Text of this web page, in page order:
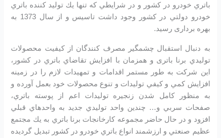
باتري خودرو در كشور و در شرايطي كه تنها يك توليد كننده باتري
خودرو دولتي در كشور وجود داشت تاسیس و از سال 1373 به
بهره برداری رسید.
به دنبال استقبال چشمگير مصرف كنندگان از كيفيت محصولات
توليدي برنا باتری و همزمان با افزايش تقاضاي باتري در كشور،
اين شرکت به طور مستمر اقدامات و تمهيدات لازم را در زمينه
افزايش كمي و كيفي توليدات و تنوع محصولات خود بعمل آورده و
به منظور كامل شدن زنجيره توليدات اعم از پوسته باتري،
صفحات سربي و… چندين واحد توليدي جديد به واحدهاي قبلي
افزود و در حال حاضر مجموعه كارخانجات برنا باتري به يك مجتمع
عظيم صنعتي و ارزشمند انواع باتري خودرو در کشور تبديل گرديده